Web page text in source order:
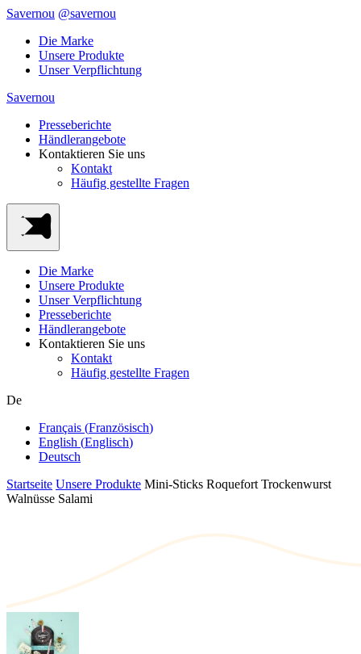
Savernou @savernou
Die Marke
Unsere Produkte
Unser Verpflichtung
Savernou
Presseberichte
Händlerangebote
Kontaktieren Sie uns
Kontakt
Häufig gestellte Fragen
Die Marke
Unsere Produkte
Unser Verpflichtung
Presseberichte
Händlerangebote
Kontaktieren Sie uns
Kontakt
Häufig gestellte Fragen
De
Français (Französisch)
English (Englisch)
Deutsch
Startseite Unsere Produkte Mini-Sticks Roquefort Trockenwurst
Walnüsse Salami